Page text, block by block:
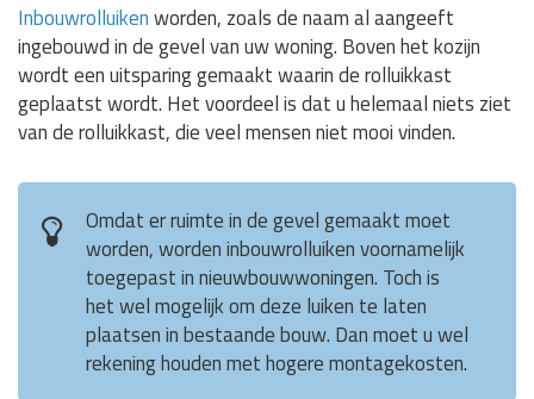
Inbouwrolluikenworden, zoals de naam al aangeeft
ingebouwd in de gevel van uw woning. Boven het kozijn
wordt een uitsparing gemaakt waarin de rolluikkast
geplaatst wordt. Het voordeel is dat u helemaal niets ziet
van de rolluikkast, die veel mensen niet mooi vinden.
Omdat er ruimte in de gevel gemaakt moet
worden, worden inbouwrolluiken voornamelijk
toegepast in nieuwbouwwoningen. Toch is
het wel mogelijk om deze luiken te laten
plaatsen in bestaande bouw. Dan moet u wel
rekening houden met hogere montagekosten.